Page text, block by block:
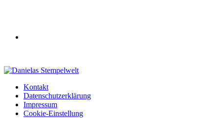
Kontakt
Datenschutzerklärung
Impressum
Cookie-Einstellung